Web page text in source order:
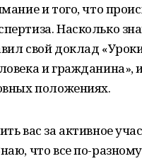
и того, что
Насколько
свой доклад
и гражданина»,
положениях.
вас за активное
что все по-